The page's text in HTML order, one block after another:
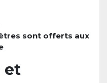
sont offerts aux
et